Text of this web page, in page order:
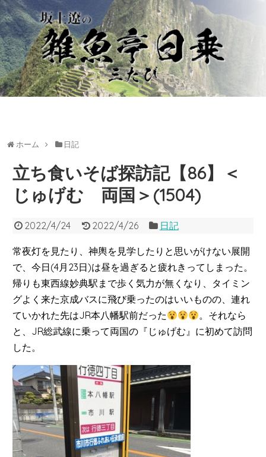
ホーム 日記
立ち食いそば探訪記【86】＜
じゅげむ 両国＞(1504)
2022/4/24 2022/4/26 日記
常夜灯を見たり、神輿を見学したりと思いがけない展開
で、今日(4月23日)は昼を過ぎると疲れきってしまった。
帰りも東西線妙典駅まで歩く気力が無くなり、タイミン
グよく来た京成バスに飛び乗ったのはいいものの、連れ
ていかれた先はJR本八幡駅前だった
。それなら
と、JR総武線に乗って両国の『じゅげむ』に初めて訪問
した。